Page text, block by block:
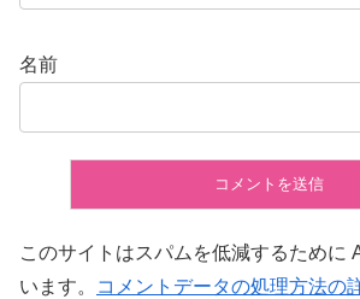
名前
このサイトはスパムを低減するために
います。
コメントデータの処理方法の